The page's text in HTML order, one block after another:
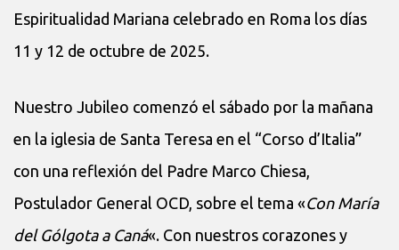
Espiritualidad Mariana celebrado en Roma los días
11 y 12 de octubre de 2025.
Nuestro Jubileo comenzó el sábado por la mañana
en la iglesia de Santa Teresa en el “Corso d’Italia”
con una reflexión del Padre Marco Chiesa,
Postulador General OCD, sobre el tema «Con María
del Gólgota a Caná«. Con nuestros corazones y